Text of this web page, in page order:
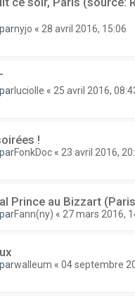
nyjo « 28 avril 2016, 15:06
luciolle « 25 avril 2016,
!
FonkDoc « 23 avril 2016,
Prince au Bizzart
Fann(ny) « 27 mars 2016,
walleum « 04 septembre